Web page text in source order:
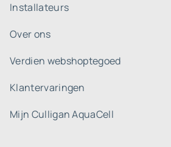
Installateurs
Over ons
Verdien webshoptegoed
Klantervaringen
Mijn Culligan AquaCell